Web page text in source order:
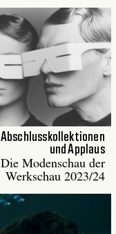
Abschluss­kollektionen
und Applaus
Die Modenschau der
Werkschau 2023/24